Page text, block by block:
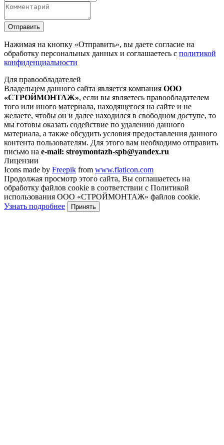
Отправить
Нажимая на кнопку «Отправить», вы даете согласие на
обработку персональных данных и соглашаетесь с политикой
конфиденциальности
Для правообладателей
Владельцем данного сайта является компания ООО
«СТРОЙМОНТАЖ», если вы являетесь правообладателем
того или иного материала, находящегося на сайте и не
желаете, чтобы он и далее находился в свободном доступе, то
мы готовы оказать содействие по удалению данного
материала, а также обсудить условия предоставления данного
контента пользователям. Для этого вам необходимо отправить
письмо на e-mail: stroymontazh-spb@yandex.ru
Лицензии
Icons made by Freepik from www.flaticon.com
Продолжая просмотр этого сайта, Вы соглашаетесь на
обработку файлов cookie в соответствии с Политикой
использования ООО «СТРОЙМОНТАЖ» файлов cookie.
Узнать подробнее
Принять